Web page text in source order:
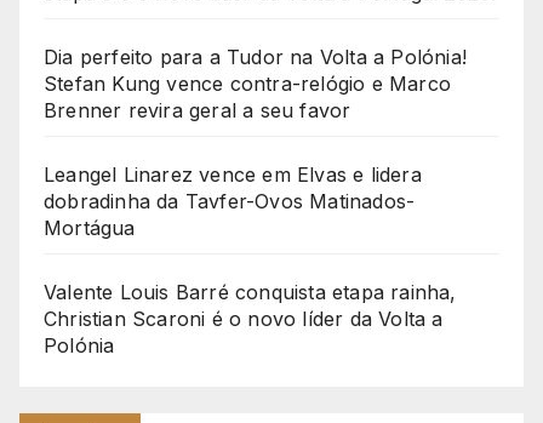
Dia perfeito para a Tudor na Volta a Polónia!
Stefan Kung vence contra-relógio e Marco
Brenner revira geral a seu favor
Leangel Linarez vence em Elvas e lidera
dobradinha da Tavfer-Ovos Matinados-
Mortágua
Valente Louis Barré conquista etapa rainha,
Christian Scaroni é o novo líder da Volta a
Polónia